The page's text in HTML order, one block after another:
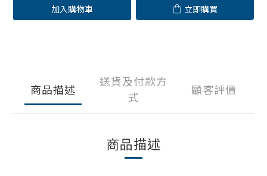
加入購物車 立即購買
商品描述
送貨及付款方
式
顧客評價
商品描述